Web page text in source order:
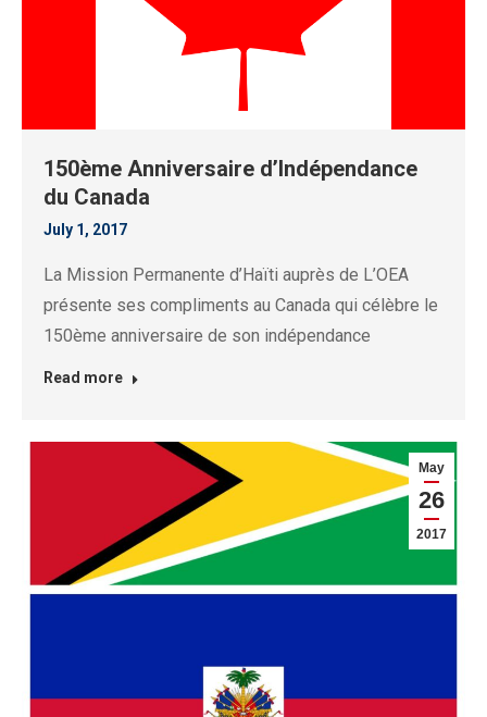
150ème Anniversaire d’Indépendance
du Canada
July 1, 2017
La Mission Permanente d’Haïti auprès de L’OEA
présente ses compliments au Canada qui célèbre le
150ème anniversaire de son indépendance
Read more
May
26
2017